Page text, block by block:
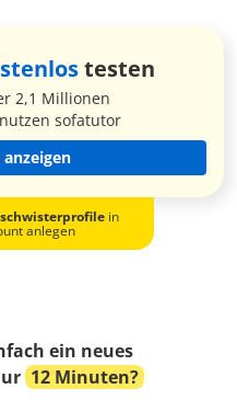
testen
2,1 Millionen
sofatutor
in
anlegen
ein neues
12 Minuten?